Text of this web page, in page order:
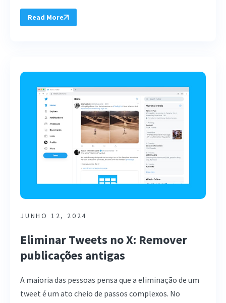
Read More
JUNHO 12, 2024
Eliminar Tweets no X: Remover
publicações antigas
A maioria das pessoas pensa que a eliminação de um
tweet é um ato cheio de passos complexos. No